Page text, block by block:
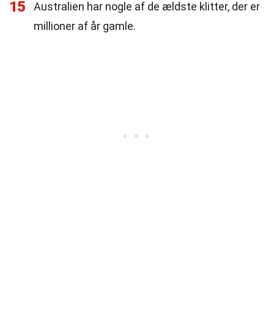
15
Australien har nogle af de ældste klitter, der er
millioner af år gamle.